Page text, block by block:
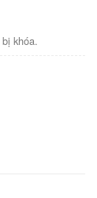
khóa.